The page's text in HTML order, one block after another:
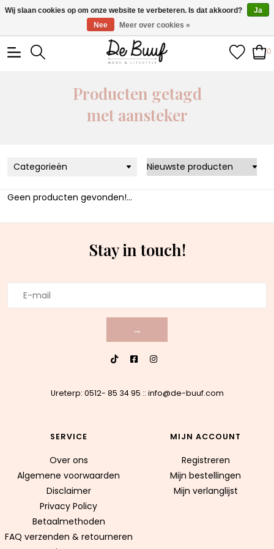
• Wekelijks nieuwe items • Gratis verzending >€100,- •
Verzonden binnen 1-3 werkdagen
0
Producten getagd
met aansteker
Categorieën
Geen producten gevonden!...
Stay in touch!
→
Ureterp: 0512- 85 34 95 :: info@de-buuf.com
SERVICE
Over ons
Algemene voorwaarden
Disclaimer
Privacy Policy
Betaalmethoden
FAQ verzenden & retourneren
MIJN ACCOUNT
Registreren
Mijn bestellingen
Mijn verlanglijst
Wij slaan cookies op om onze website te verbeteren. Is dat akkoord?
Ja
Nee
Meer over cookies »